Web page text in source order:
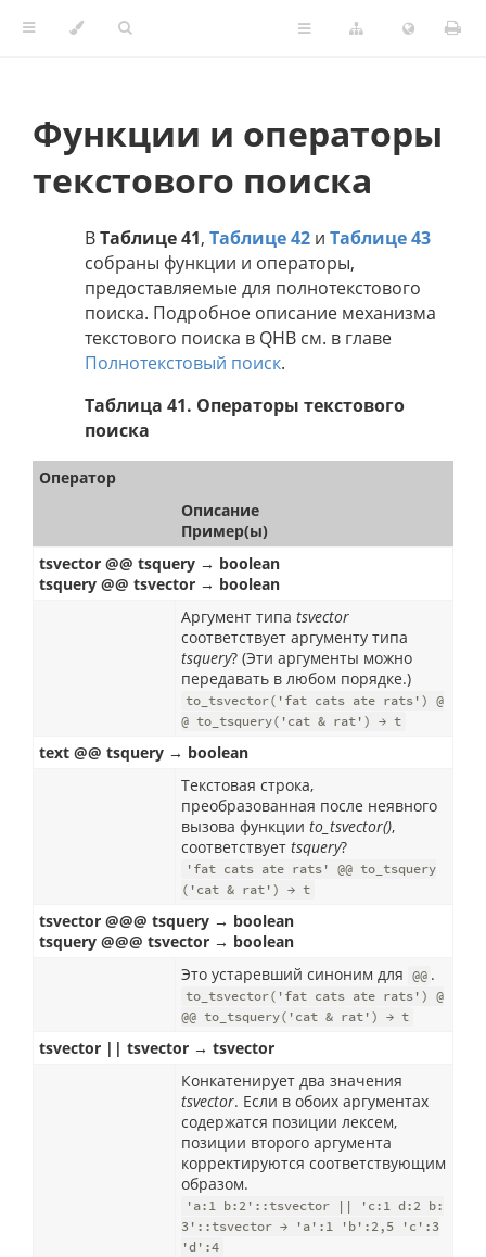
Функции и операторы
текстового поиска
ВТаблице 41, Таблице 42 и Таблице 43
собраны функции и операторы,
предоставляемые для полнотекстового
поиска. Подробное описание механизма
текстового поиска в QHB см. в главе
Полнотекстовый поиск.
Таблица 41. Операторы текстового
поиска
Оператор
Описание
Пример(ы)
tsvector @@ tsquery → boolean
tsquery @@ tsvector → boolean
Аргумент типа tsvector
соответствует аргументу типа
tsquery? (Эти аргументы можно
передавать в любом порядке.)
to_tsvector('fat cats ate rats') @
@ to_tsquery('cat & rat') → t
text @@ tsquery → boolean
Текстовая строка,
преобразованная после неявного
вызова функции to_tsvector(),
соответствует tsquery?
'fat cats ate rats' @@ to_tsquery
('cat & rat') → t
tsvector @@@ tsquery → boolean
tsquery @@@ tsvector → boolean
Это устаревший синоним для @@ .
to_tsvector('fat cats ate rats') @
@@ to_tsquery('cat & rat') → t
tsvector || tsvector → tsvector
Конкатенирует два значения
tsvector. Если в обоих аргументах
содержатся позиции лексем,
позиции второго аргумента
корректируются соответствующим
образом.
'a:1 b:2'::tsvector || 'c:1 d:2 b:
3'::tsvector → 'a':1 'b':2,5 'c':3
'd':4